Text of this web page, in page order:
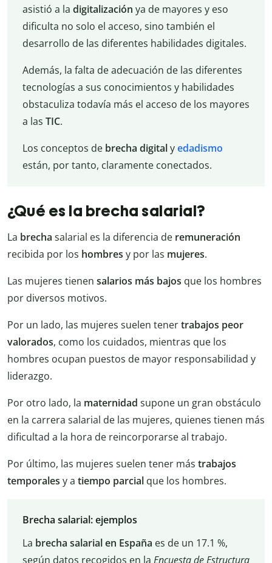
asistió a la digitalización ya de mayores y eso
dificulta no solo el acceso, sino también el
desarrollo de las diferentes habilidades digitales.
Además, la falta de adecuación de las diferentes
tecnologías a sus conocimientos y habilidades
obstaculiza todavía más el acceso de los mayores
a las TIC.
Los conceptos de brecha digitalyedadismo
están, por tanto, claramente conectados.
¿Qué es la brecha salarial?
La brecha salarial es la diferencia de remuneración
recibida por los hombres y por las mujeres.
Las mujeres tienen salarios más bajos que los hombres
por diversos motivos.
Por un lado, las mujeres suelen tenertrabajos peor
valorados, como los cuidados, mientras que los
hombres ocupan puestos de mayor responsabilidad y
liderazgo.
Por otro lado, la maternidad supone un gran obstáculo
en la carrera salarial de las mujeres, quienes tienen más
dificultad a la hora de reincorporarse al trabajo.
Por último, las mujeres suelen tener más trabajos
temporales y a tiempo parcial que los hombres.
Brecha salarial: ejemplos
La brecha salarial en España es de un 17.1 %,
según datos recogidos en la Encuesta de Estructura